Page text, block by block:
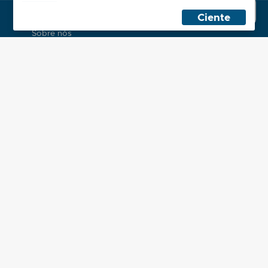
Sobre nós
Sales
Ciente